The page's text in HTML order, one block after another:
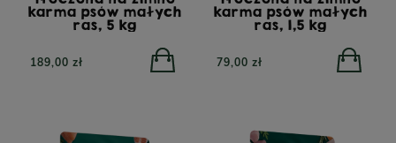
karma psów małych
ras, 5 kg
189,00 zł
karma psów małych
ras, 1,5 kg
79,00 zł